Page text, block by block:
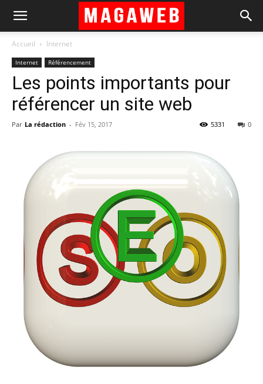
Accueil Internet
Internet Référencement
Les points importants pour
référencer un site web
Par La rédaction - Fév 15, 2017 0
5331